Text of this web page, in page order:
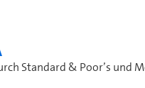
Standard & Poor’s und